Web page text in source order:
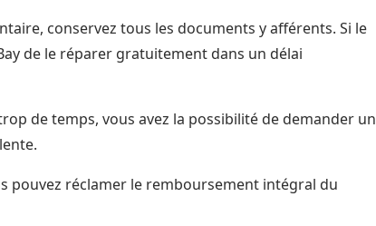
conservez tous les documents y afférents. Si le
de le réparer gratuitement dans un délai
de temps, vous avez la possibilité de demander un
pouvez réclamer le remboursement intégral du